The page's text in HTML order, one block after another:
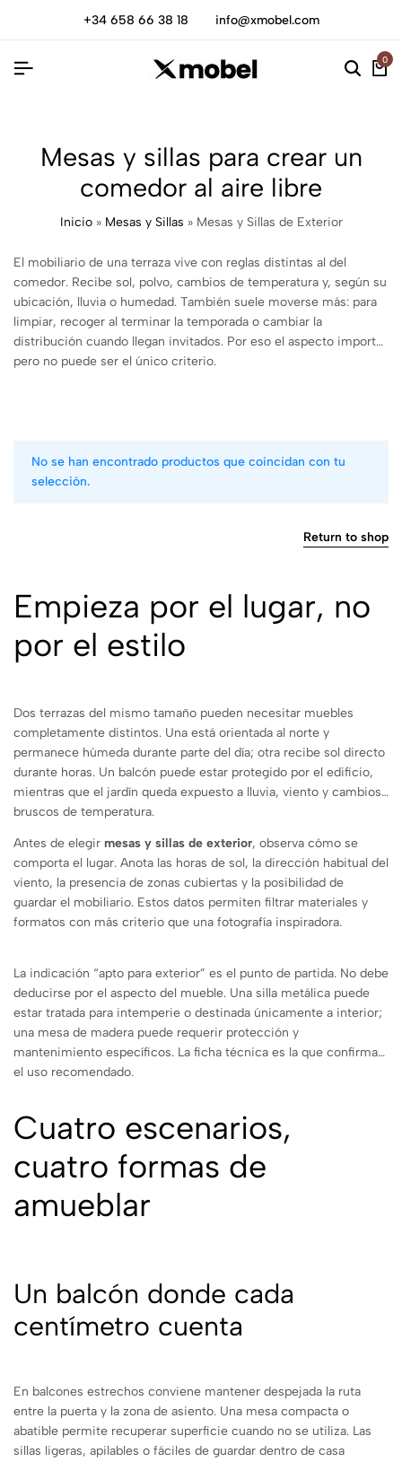
+34 658 66 38 18 info@xmobel.com
0
Mesas y sillas para crear un
comedor al aire libre
Inicio» Mesas y Sillas » Mesas y Sillas de Exterior
El mobiliario de una terraza vive con reglas distintas al del
comedor. Recibe sol, polvo, cambios de temperatura y, según su
ubicación, lluvia o humedad. También suele moverse más: para
limpiar, recoger al terminar la temporada o cambiar la
distribución cuando llegan invitados. Por eso el aspecto importa,
pero no puede ser el único criterio.
No se han encontrado productos que coincidan con tu
selección.
Return to shop
Empieza por el lugar, no
por el estilo
Dos terrazas del mismo tamaño pueden necesitar muebles
completamente distintos. Una está orientada al norte y
permanece húmeda durante parte del día; otra recibe sol directo
durante horas. Un balcón puede estar protegido por el edificio,
mientras que el jardín queda expuesto a lluvia, viento y cambios
bruscos de temperatura.
Antes de elegir mesas y sillas de exterior, observa cómo se
comporta el lugar. Anota las horas de sol, la dirección habitual del
viento, la presencia de zonas cubiertas y la posibilidad de
guardar el mobiliario. Estos datos permiten filtrar materiales y
formatos con más criterio que una fotografía inspiradora.
La indicación “apto para exterior” es el punto de partida. No debe
deducirse por el aspecto del mueble. Una silla metálica puede
estar tratada para intemperie o destinada únicamente a interior;
una mesa de madera puede requerir protección y
mantenimiento específicos. La ficha técnica es la que confirma
el uso recomendado.
Cuatro escenarios,
cuatro formas de
amueblar
Un balcón donde cada
centímetro cuenta
En balcones estrechos conviene mantener despejada la ruta
entre la puerta y la zona de asiento. Una mesa compacta o
abatible permite recuperar superficie cuando no se utiliza. Las
sillas ligeras, apilables o fáciles de guardar dentro de casa